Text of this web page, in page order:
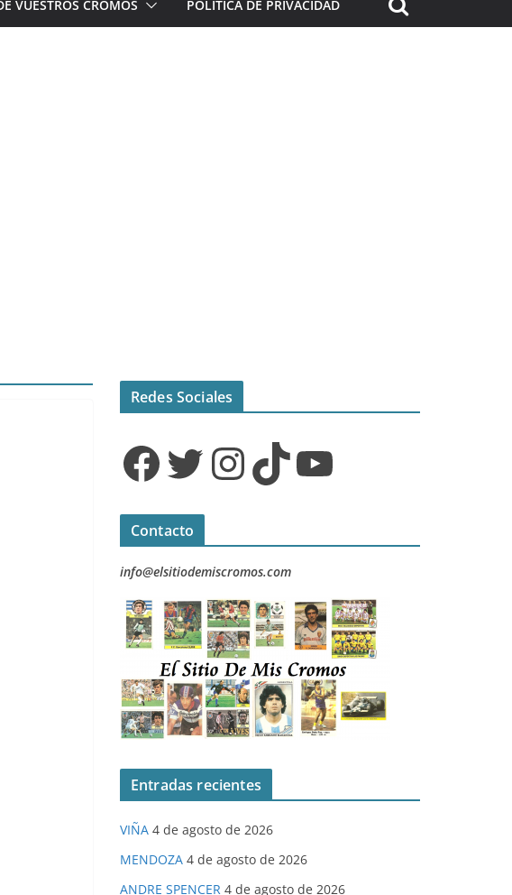
VUESTROS CROMOS POLÍTICA DE PRIVACIDAD
Redes Sociales
Facebook Twitter InstagramTikTok YouTube
Contacto
info@elsitiodemiscromos.com
Entradas recientes
VIÑA 4 de agosto de 2026
MENDOZA 4 de agosto de 2026
ANDRE SPENCER 4 de agosto de 2026